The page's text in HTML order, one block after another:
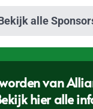
alle
van
hier alle